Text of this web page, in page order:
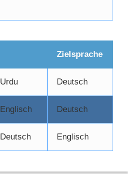
Zielsprache
Urdu Deutsch
Englisch Deutsch
Deutsch Englisch